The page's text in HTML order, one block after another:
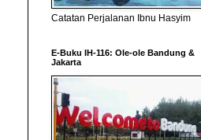
Catatan Perjalanan Ibnu Hasyim
E-Buku IH-116: Ole-ole Bandung &
Jakarta